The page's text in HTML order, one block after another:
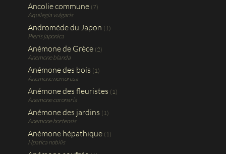
Ancolie commune (7)
Aquilegia vulgaris
Andromède du Japon (1)
Pieris japonica
Anémone de Grèce (2)
Anemone blanda
Anémone des bois (1)
Anemone nemorosa
Anémone des fleuristes (1)
Anemone coronaria
Anémone des jardins (1)
Anemone hortensis
Anémone hépathique (1)
Hpatica nobilis